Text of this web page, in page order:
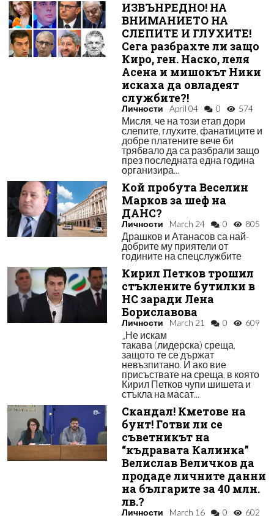
ИЗВЪНРЕДНО! НА
ВНИМАНИЕТО НА
СЛЕПИТЕ И ГЛУХИТЕ!
Сега разбрахте ли защо
Киро, ген. Наско, леля
Асена и мишокът Ники
искаха да овладеят
службите?!
Личности April 04 0 574
Мисля, че на този етап дори
слепите, глухите, фанатиците и
добре платените вече би
трябвало да са разбрали защо
през последната една година
организира...
Кой пробута Веселин
Марков за шеф на
ДАНС?
Личности March 24 0 805
Драшков и Атанасов са най-
добрите му приятели от
годините на спецслужбите
Кирил Петков трошил
стъклените бутилки в
НС заради Лена
Бориславова
Личности March 21 0 609
„Не искам
такава (лидерска) среща,
защото те се държат
невъзпитано. И ако вие
присъствате на среща, в която
Кирил Петков чупи шишета и
стъкла на масат...
Скандал! Кметове на
бунт! Готви ли се
съветникът на
“къдравата Калинка”
Велислав Величков да
продаде личните данни
на българите за 40 млн.
лв.?
Личности March 16 0 602